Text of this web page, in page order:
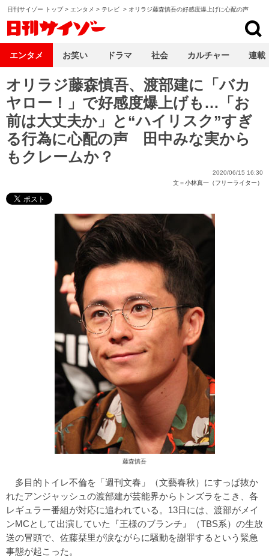
日刊サイゾー トップ> エンタメ > テレビ > オリラジ藤森慎吾の好感度爆上げに心配の声
オリラジ藤森慎吾、渡部建に「バカ
ヤロー！」で好感度爆上げも…「お
前は大丈夫か」と“ハイリスク”すぎ
る行為に心配の声 田中みな実から
もクレームか？
2020/06/15 16:30
文＝小林真一（フリーライター）
藤森慎吾
多目的トイレ不倫を「週刊文春」（文藝春秋）にすっぱ抜か
れたアンジャッシュの渡部建が芸能界からトンズラをこき、各
レギュラー番組が対応に追われている。13日には、渡部がメイ
ンMCとして出演していた『王様のブランチ』（TBS系）の生放
送の冒頭で、佐藤栞里が涙ながらに騒動を謝罪するという緊急
事態が起こった。
エンタメ お笑い ドラマ 社会 カルチャー 連載